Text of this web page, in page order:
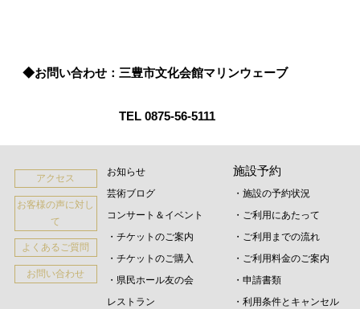
◆お問い合わせ： 三豊市文化会館マリンウェーブ
TEL 0875-56-5111
アクセス
お客様の声に対し
て
よくあるご質問
お問い合わせ
お知らせ
芸術ブログ
コンサート＆イベント
・チケットのご案内
・チケットのご購入
・県民ホール友の会
レストラン
施設予約
・施設の予約状況
・ご利用にあたって
・ご利用までの流れ
・ご利用料金のご案内
・申請書類
・利用条件とキャンセル